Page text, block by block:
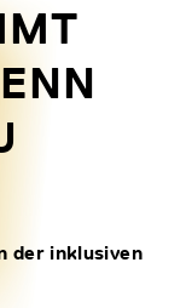
der inklusiven